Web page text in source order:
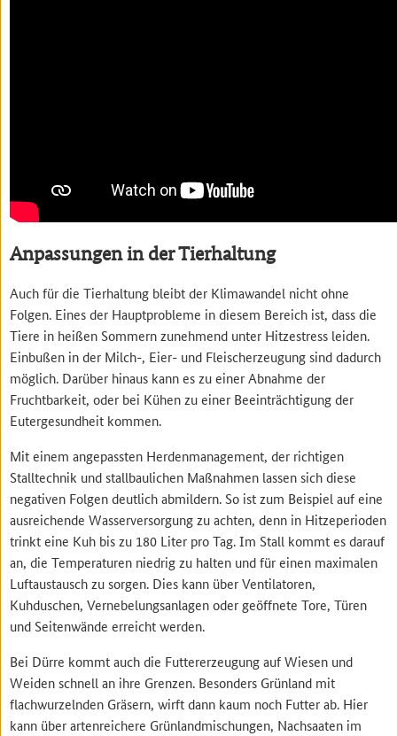
Anpassungen in der Tierhaltung
Auch für die Tierhaltung bleibt der Klimawandel nicht ohne
Folgen. Eines der Hauptprobleme in diesem Bereich ist, dass die
Tiere in heißen Sommern zunehmend unter Hitzestress leiden.
Einbußen in der Milch-, Eier- und Fleischerzeugung sind dadurch
möglich. Darüber hinaus kann es zu einer Abnahme der
Fruchtbarkeit, oder bei Kühen zu einer Beeinträchtigung der
Eutergesundheit kommen.
Mit einem angepassten Herdenmanagement, der richtigen
Stalltechnik und stallbaulichen Maßnahmen lassen sich diese
negativen Folgen deutlich abmildern. So ist zum Beispiel auf eine
ausreichende Wasserversorgung zu achten, denn in Hitzeperioden
trinkt eine Kuh bis zu 180 Liter pro Tag. Im Stall kommt es darauf
an, die Temperaturen niedrig zu halten und für einen maximalen
Luftaustausch zu sorgen. Dies kann über Ventilatoren,
Kuhduschen, Vernebelungsanlagen oder geöffnete Tore, Türen
und Seitenwände erreicht werden.
Bei Dürre kommt auch die Futtererzeugung auf Wiesen und
Weiden schnell an ihre Grenzen. Besonders Grünland mit
flachwurzelnden Gräsern, wirft dann kaum noch Futter ab. Hier
kann über artenreichere Grünlandmischungen, Nachsaaten im